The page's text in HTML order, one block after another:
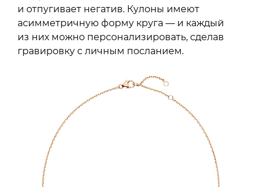
и отпугивает негатив. Кулоны имеют
асимметричную форму круга — и каждый
из них можно персонализировать, сделав
гравировку с личным посланием.